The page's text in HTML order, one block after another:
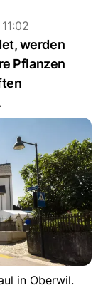
werden
Pflanzen
in Oberwil.